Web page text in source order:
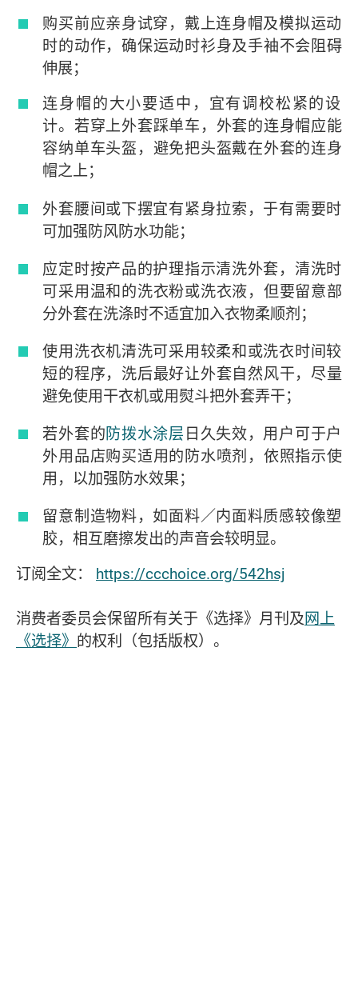
购买前应亲身试穿，戴上连身帽及模拟运动
时的动作，确保运动时衫身及手袖不会阻碍
伸展；
连身帽的大小要适中，宜有调校松紧的设
计。若穿上外套踩单车，外套的连身帽应能
容纳单车头盔，避免把头盔戴在外套的连身
帽之上；
外套腰间或下摆宜有紧身拉索，于有需要时
可加强防风防水功能；
应定时按产品的护理指示清洗外套，清洗时
可采用温和的洗衣粉或洗衣液，但要留意部
分外套在洗涤时不适宜加入衣物柔顺剂；
使用洗衣机清洗可采用较柔和或洗衣时间较
短的程序，洗后最好让外套自然风干，尽量
避免使用干衣机或用熨斗把外套弄干；
若外套的防拨水涂层日久失效，用户可于户
外用品店购买适用的防水喷剂，依照指示使
用，以加强防水效果；
留意制造物料，如面料／内面料质感较像塑
胶，相互磨擦发出的声音会较明显。
订阅全文： https://ccchoice.org/542hsj
消费者委员会保留所有关于《选择》月刊及网上
《选择》 的权利（包括版权）。